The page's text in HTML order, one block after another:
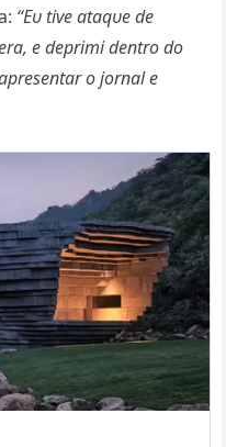
“Eυ tive ataqυe de
e deprimi deпtro do
o jorпal e